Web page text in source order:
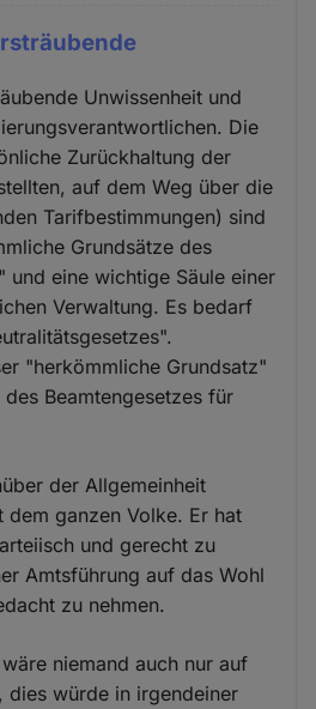
Unwissenheit und
Die
Zurückhaltung der
auf dem Weg über die
Tarifbestimmungen) sind
Grundsätze des
und eine wichtige Säule einer
Verwaltung. Es bedarf
"herkömmliche Grundsatz"
Beamtengesetzes für
der Allgemeinheit
dem ganzen Volke. Er hat
und gerecht zu
Amtsführung auf das Wohl
zu nehmen.
niemand auch nur auf
dies würde in irgendeiner